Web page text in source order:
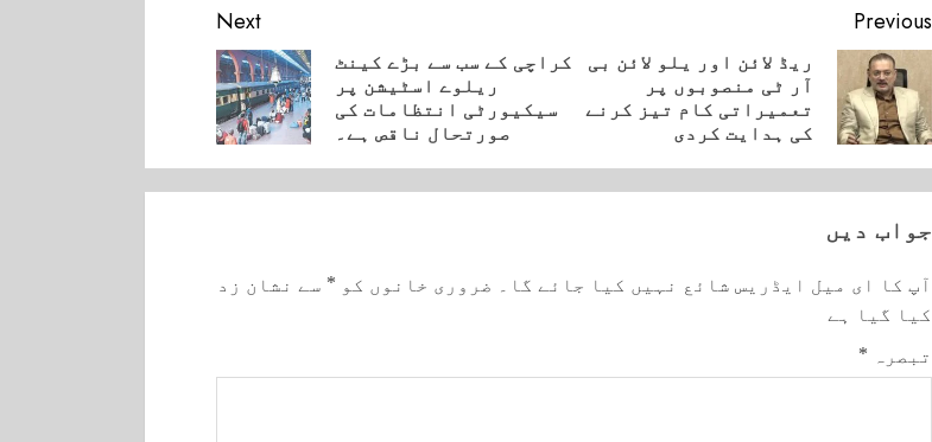
Continue
Reading
Previous
Previous
post:
ریڈ لائن اور یلو لائن بی
آر ٹی منصوبوں پر
تعمیراتی کام تیز کرنے
کی ہدایت کردی
Next
post:
کراچی کے سب سے بڑے کینٹ
ریلوے اسٹیشن پر
سیکیورٹی انتظامات کی
صورتحال ناقص ہے۔
جواب دیں
آپ کا ای میل ایڈریس شائع نہیں کیا جائے گا۔ ضروری خانوں کو * سے نشان زد
کیا گیا ہے
تبصرہ *